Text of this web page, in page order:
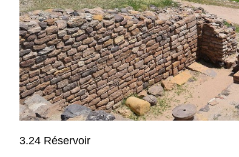
3.24 Réservoir